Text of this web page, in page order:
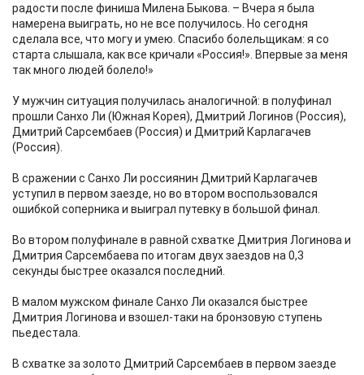
радости после финиша Милена Быкова. – Вчера я была
намерена выиграть, но не все получилось. Но сегодня
сделала все, что могу и умею. Спасибо болельщикам: я со
старта слышала, как все кричали «Россия!». Впервые за меня
так много людей болело!»
У мужчин ситуация получилась аналогичной: в полуфинал
прошли Санхо Ли (Южная Корея), Дмитрий Логинов (Россия),
Дмитрий Сарсембаев (Россия) и Дмитрий Карлагачев
(Россия).
В сражении с Санхо Ли россиянин Дмитрий Карлагачев
уступил в первом заезде, но во втором воспользовался
ошибкой соперника и выиграл путевку в большой финал.
Во втором полуфинале в равной схватке Дмитрия Логинова и
Дмитрия Сарсембаева по итогам двух заездов на 0,3
секунды быстрее оказался последний.
В малом мужском финале Санхо Ли оказался быстрее
Дмитрия Логинова и взошел-таки на бронзовую ступень
пьедестала.
В схватке за золото Дмитрий Сарсембаев в первом заезде